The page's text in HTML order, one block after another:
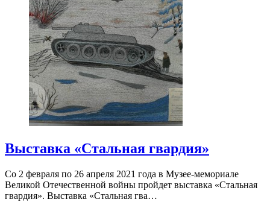
Выставка «Стальная гвардия»
Со 2 февраля по 26 апреля 2021 года в Музее-мемориале
Великой Отечественной войны пройдет выставка «Стальная
гвардия». Выставка «Стальная гва…